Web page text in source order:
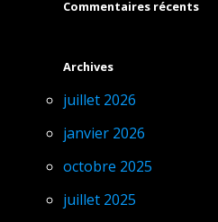
Commentaires récents
Archives
juillet 2026
janvier 2026
octobre 2025
juillet 2025